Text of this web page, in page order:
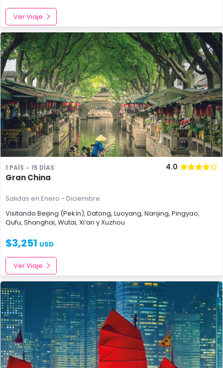
Ver Viaje
1 PAÍS 15 DÍAS 4.0
Gran China
Salidas en Enero - Diciembre
Visitando Beijing (Pekín), Datong, Luoyang, Nanjing, Pingyao,
Qufu, Shanghai, Wutai, Xi’an yXuzhou
$3,251 USD
Ver Viaje